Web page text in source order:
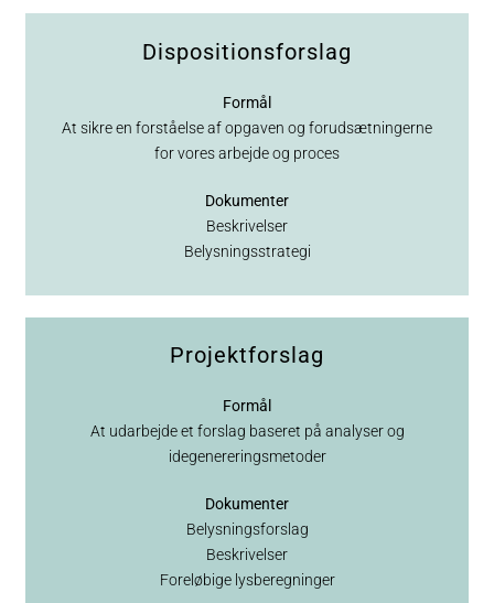
Dispositionsforslag
Formål
At sikre en forståelse af opgaven og forudsætningerne
for vores arbejde og proces
Dokumenter
Beskrivelser
Belysningsstrategi
Projektforslag
Formål
At udarbejde et forslag baseret på analyser og
idegenereringsmetoder
Dokumenter
Belysningsforslag
Beskrivelser
Foreløbige lysberegninger